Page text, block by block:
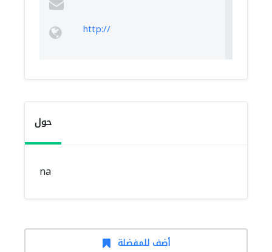
http://
حول
na
أضف للمفضلة